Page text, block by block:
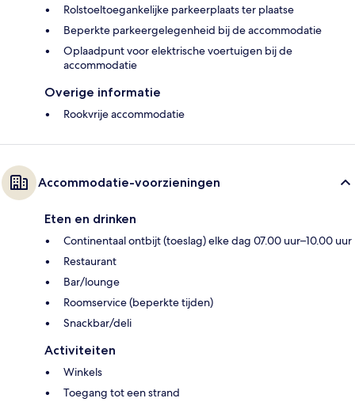
Rolstoeltoegankelijke parkeerplaats ter plaatse
Beperkte parkeergelegenheid bij de accommodatie
Oplaadpunt voor elektrische voertuigen bij de
accommodatie
Overige informatie
Rookvrije accommodatie
Accommodatie-voorzieningen
Eten en drinken
Continentaal ontbijt (toeslag) elke dag 07.00 uur–10.00 uur
Restaurant
Bar/lounge
Roomservice (beperkte tijden)
Snackbar/deli
Activiteiten
Winkels
Toegang tot een strand